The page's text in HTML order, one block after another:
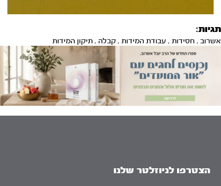
תגיות:
אשרוב , חסידות , עבודת המידות , קבלה , תיקון המידות
הצטרפו לניוזלטר שלנו